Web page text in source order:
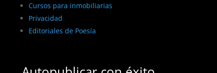
Cursos para inmobiliarias
Privacidad
Editoriales de Poesía